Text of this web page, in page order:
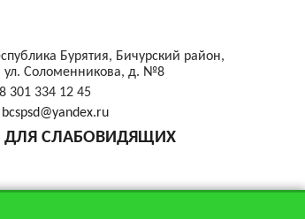
Бурятия, Бичурский район,
ул. Соломенникова, д. №8
8 301 334 12 45
bcspsd@yandex.ru
ДЛЯ СЛАБОВИДЯЩИХ